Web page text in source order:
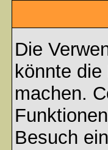
Die
könnte
machen.
Besuch